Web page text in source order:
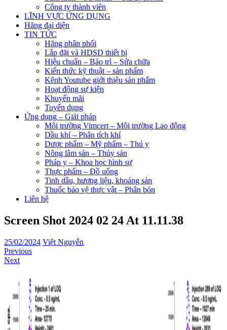
Công ty thành viên
LĨNH VỰC ỨNG DỤNG
Hãng đại diện
TIN TỨC
Hãng phân phối
Lắp đặt và HDSD thiết bị
Hiệu chuẩn – Bảo trì – Sửa chữa
Kiến thức kỹ thuật – sản phẩm
Kênh Youtube giới thiệu sản phẩm
Hoạt động sự kiện
Khuyến mãi
Tuyển dụng
Ứng dụng – Giải pháp
Môi trường Vimcert – Môi trường Lao động
Dầu khí – Phân tích khí
Dược phẩm – Mỹ phẩm – Thú y
Nông lâm sản – Thủy sản
Pháp y – Khoa học hình sự
Thực phẩm – Đồ uống
Tinh dầu, hương liệu, khoáng sản
Thuốc bảo vệ thực vật – Phân bón
Liên hệ
Screen Shot 2024 02 24 At 11.11.38
25/02/2024 Việt Nguyễn
Previous
Next